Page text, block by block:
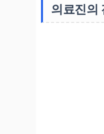
의료진의